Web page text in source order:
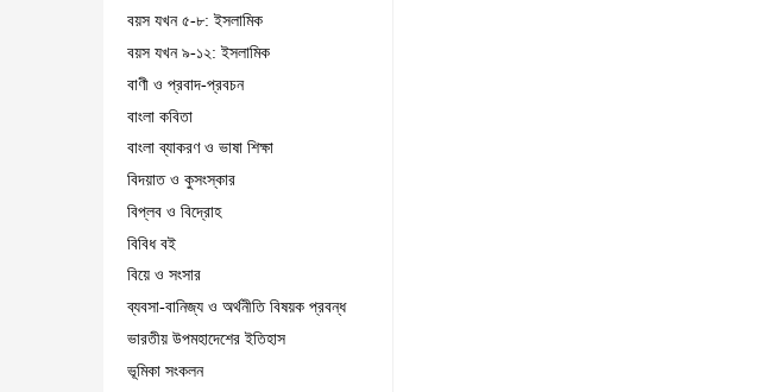
বয়স যখন ৫-৮: ইসলামিক
বয়স যখন ৯-১২: ইসলামিক
বাণী ও প্রবাদ-প্রবচন
বাংলা কবিতা
বাংলা ব্যাকরণ ও ভাষা শিক্ষা
বিদয়াত ও কুসংস্কার
বিপ্লব ও বিদ্রোহ
বিবিধ বই
বিয়ে ও সংসার
ব্যবসা-বানিজ্য ও অর্থনীতি বিষয়ক প্রবন্ধ
ভারতীয় উপমহাদেশের ইতিহাস
ভূমিকা সংকলন